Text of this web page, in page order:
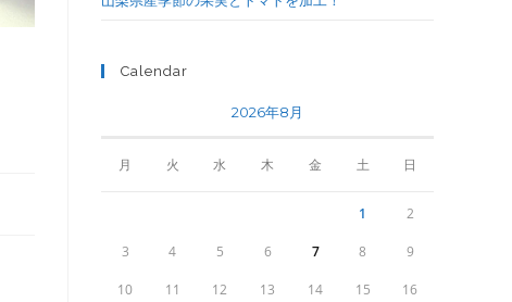
Calendar
2026年8月
月 火 水 木 金 土 日
1 2
3 4 5 6 7 8 9
10 11 12 13 14 15 16